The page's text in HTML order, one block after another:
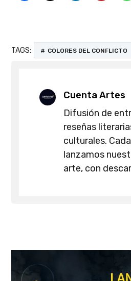
TAGS: COLORES DEL CONFLICTO
Cuenta Artes
Difusión de
reseñas
culturales.
lanzamos
arte, con